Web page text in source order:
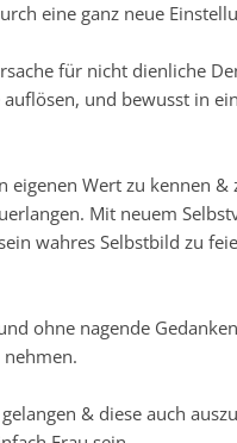
eine ganz neue
für nicht dienliche
und bewusst in
eigenen Wert zu kennen &
Mit neuem
wahres Selbstbild zu
ohne nagende
nehmen.
& diese auch